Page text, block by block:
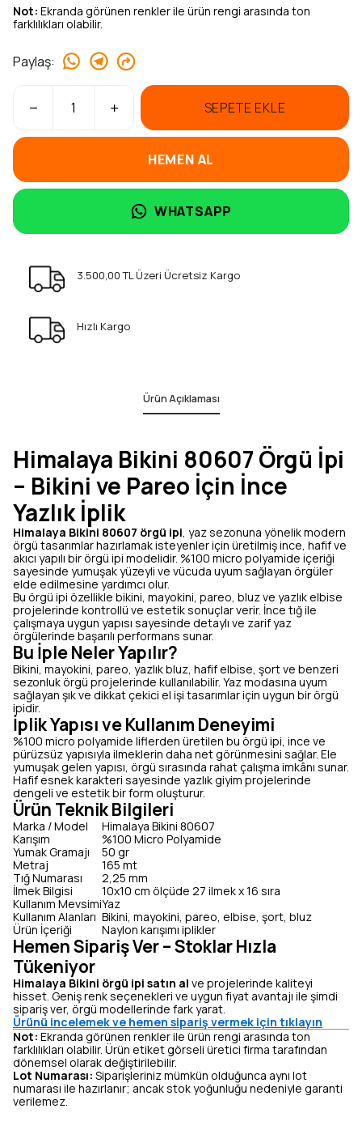
Not: Ekranda görünen renkler ile ürün rengi arasında ton
farklılıkları olabilir.
Paylaş:
SEPETE EKLE
HEMEN AL
WHATSAPP
3.500,00 TL Üzeri Ücretsiz Kargo
Hızlı Kargo
Ürün Açıklaması
Himalaya Bikini 80607 Örgü İpi
– Bikini ve Pareo İçin İnce
Yazlık İplik
Himalaya Bikini 80607 örgü ipi, yaz sezonuna yönelik modern
örgü tasarımlar hazırlamak isteyenler için üretilmiş ince, hafif ve
akıcı yapılı bir örgü ipi modelidir. %100 micro polyamide içeriği
sayesinde yumuşak yüzeyli ve vücuda uyum sağlayan örgüler
elde edilmesine yardımcı olur.
Bu örgü ipi özellikle bikini, mayokini, pareo, bluz ve yazlık elbise
projelerinde kontrollü ve estetik sonuçlar verir. İnce tığ ile
çalışmaya uygun yapısı sayesinde detaylı ve zarif yaz
örgülerinde başarılı performans sunar.
Bu İple Neler Yapılır?
Bikini, mayokini, pareo, yazlık bluz, hafif elbise, şort ve benzeri
sezonluk örgü projelerinde kullanılabilir. Yaz modasına uyum
sağlayan şık ve dikkat çekici el işi tasarımlar için uygun bir örgü
ipidir.
İplik Yapısı ve Kullanım Deneyimi
%100 micro polyamide liflerden üretilen bu örgü ipi, ince ve
pürüzsüz yapısıyla ilmeklerin daha net görünmesini sağlar. Ele
yumuşak gelen yapısı, örgü sırasında rahat çalışma imkânı sunar.
Hafif esnek karakteri sayesinde yazlık giyim projelerinde
dengeli ve estetik bir form oluşturur.
Ürün Teknik Bilgileri
Marka / Model
Himalaya Bikini 80607
Karışım
%100 Micro Polyamide
Yumak Gramajı
50 gr
Metraj
165 mt
Tığ Numarası
2,25 mm
İlmek Bilgisi
10x10 cm ölçüde 27 ilmek x 16 sıra
Kullanım MevsimiYaz
Kullanım Alanları Bikini, mayokini, pareo, elbise, şort, bluz
Ürün İçeriği
Naylon karışımı iplikler
Hemen Sipariş Ver – Stoklar Hızla
Tükeniyor
Himalaya Bikini örgü ipi satın al ve projelerinde kaliteyi
hisset. Geniş renk seçenekleri ve uygun fiyat avantajı ile şimdi
sipariş ver, örgü modellerinde fark yarat.
Ürünü incelemek ve hemen sipariş vermek için tıklayın
Not: Ekranda görünen renkler ile ürün rengi arasında ton
farklılıkları olabilir. Ürün etiket görseli üretici firma tarafından
dönemsel olarak değiştirilebilir.
Lot Numarası: Siparişleriniz mümkün olduğunca aynı lot
numarası ile hazırlanır; ancak stok yoğunluğu nedeniyle garanti
verilemez.